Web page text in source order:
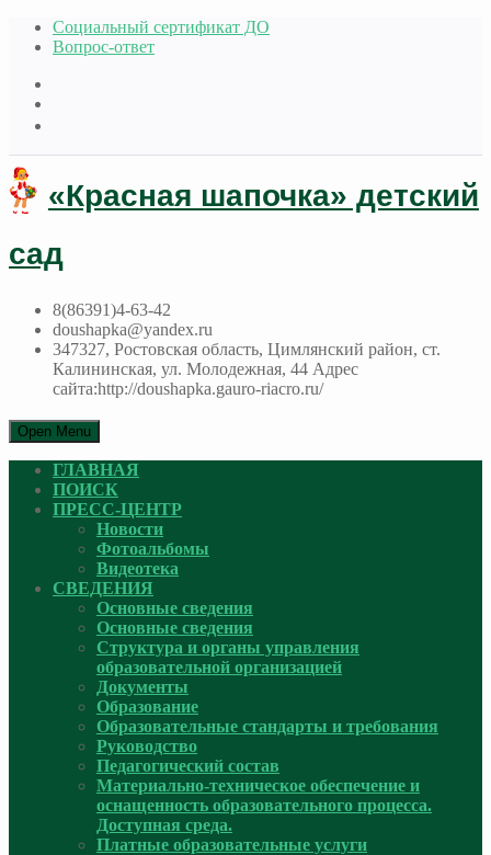
Социальный сертификат ДО
Вопрос-ответ
«Красная шапочка» детский
сад
8(86391)4-63-42
doushapka@yandex.ru
347327, Ростовская область, Цимлянский район, ст.
Калининская, ул. Молодежная, 44 Адрес
сайта:http://doushapka.gauro-riacro.ru/
Open Menu
ГЛАВНАЯ
ПОИСК
ПРЕСС-ЦЕНТР
Новости
Фотоальбомы
Видеотека
СВЕДЕНИЯ
Основные сведения
Основные сведения
Структура и органы управления
образовательной организацией
Документы
Образование
Образовательные стандарты и требования
Руководcтво
Педагогический состав
Материально-техническое обеспечение и
оснащенность образовательного процесса.
Доступная среда.
Платные образовательные услуги